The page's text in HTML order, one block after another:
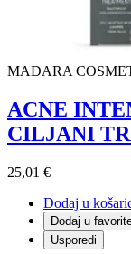
MADARA
ACNE
CILJANI
25,01 €
Dodaj u
Dodaj u
Usporedi